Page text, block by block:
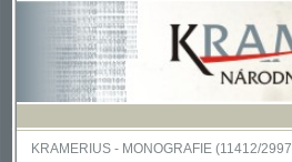
KRAMERIUS-MONOGRAFIE(11412/